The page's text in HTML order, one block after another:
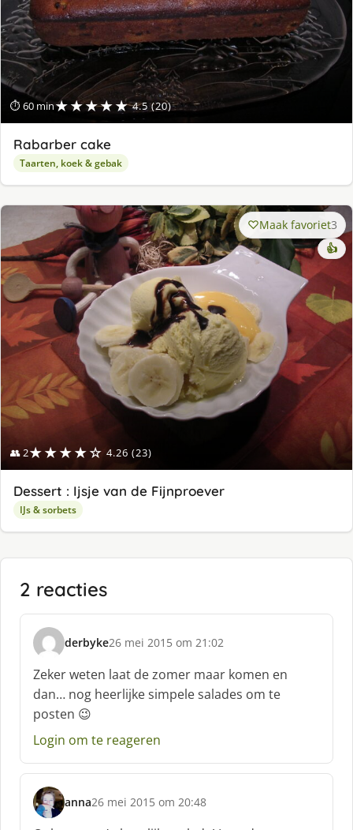
⏱ 60 min★★★★★ 4.5 (20)
Rabarber cake
Taarten, koek & gebak
👥 2★★★★☆ 4.26 (23)
Maak favoriet3
👍
Dessert : Ijsje van de Fijnproever
IJs & sorbets
2 reacties
derbyke
s
c
h
r
e
e
f
:
26 mei 2015 om 21:02
Zeker weten laat de zomer maar komen en
dan… nog heerlijke simpele salades om te
posten 😉
Login om te reageren
anna
s
c
26 mei 2015 om 20:48